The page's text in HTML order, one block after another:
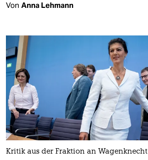
Von Anna Lehmann
Kritik aus der Fraktion an Wagenknecht